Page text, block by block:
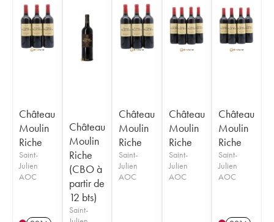
Château
Moulin
Riche
Saint-
Julien
AOC
Château
Moulin
Riche
(CBO à
partir de
12 bts)
Saint-
Château
Moulin
Riche
Saint-
Julien
AOC
Château
Moulin
Riche
Saint-
Julien
AOC
Château
Moulin
Riche
Saint-
Julien
AOC